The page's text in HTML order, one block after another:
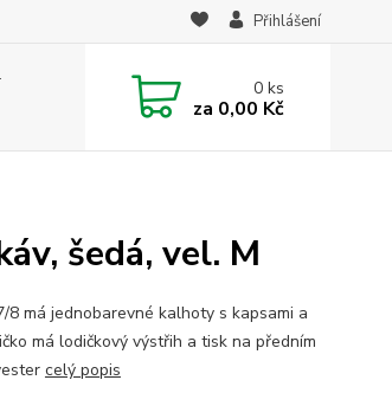
Přihlášení
0ks
za 0,00 Kč
šedá, vel. M
8 má jednobarevné kalhoty s kapsami a
má lodičkový výstřih a tisk na předním
celý popis